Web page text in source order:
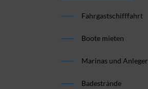
Fahrgastschifffahrt
Boote mieten
Marinas und Anleger
Badestrände